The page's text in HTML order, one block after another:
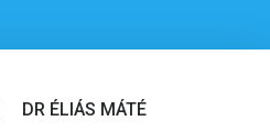
DR ÉLIÁS MÁTÉ